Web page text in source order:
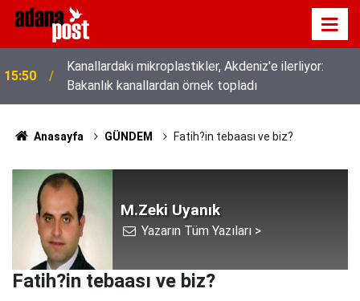
15:50
Kanallardaki mikroplastikler, Akdeniz'e ilerliyor:
Bakanlık kanallardan örnek topladı
Anasayfa GÜNDEM Fatih?in tebaası ve biz?
M.Zeki Uyanık
Yazarın Tüm Yazıları >
Fatih?in tebaası ve biz?